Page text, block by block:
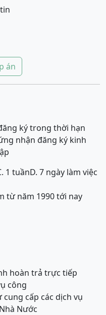
án
ký trong thời hạn
nhận đăng ký kinh
1 tuầnD. 7 ngày làm việc
từ năm 1990 tới nay
hoàn trả trực tiếp
công
cấp các dịch vụ
Nước